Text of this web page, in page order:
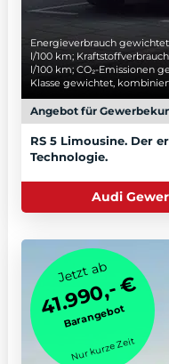
Energieverbrauch
l/100 km;
l/100 km; CO₂-Emissionen
Klasse gewichtet,
Angebot für
RS 5 Limousine. Der
Technologie.
Audi
Jetzt ab
41.990,- €
Barangebot
Nur kurze Zeit